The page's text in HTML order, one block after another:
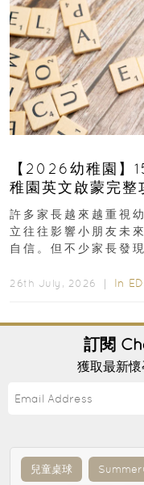
【2026幼稚園】
稚園英文啟蒙完整
許多家長越來越重視
立往往影響小朋友未
自信。但不少家長發
26th July, 2026 ｜ In
訂閱
獲取最新
兒童桌球